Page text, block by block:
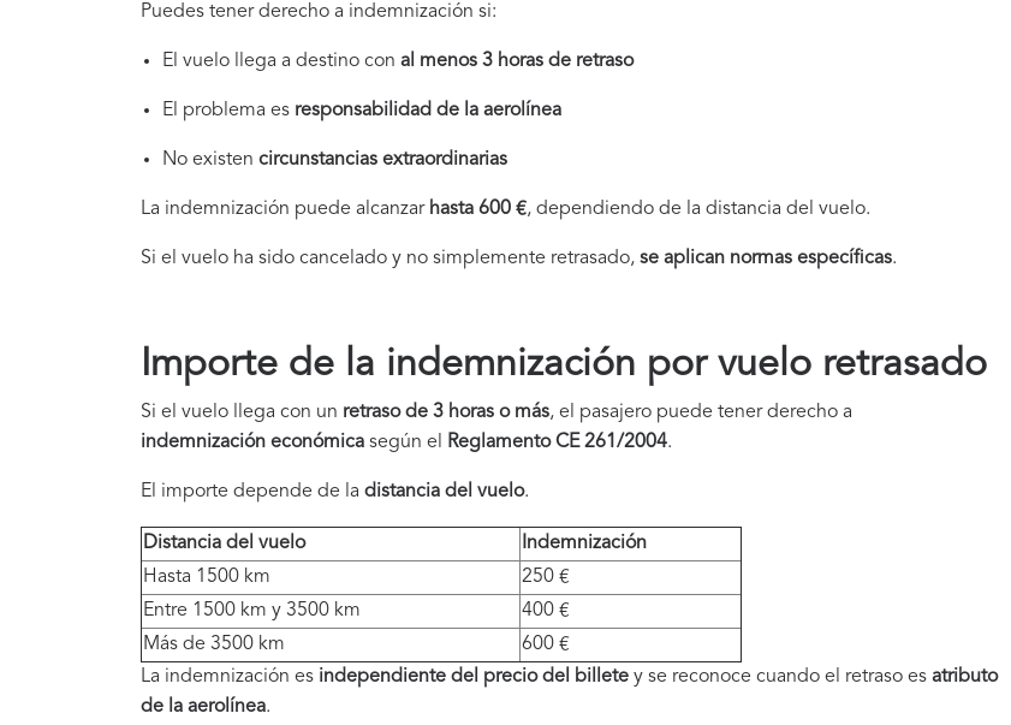
Puedes tener derecho a indemnización si:
El vuelo llega a destino con al menos 3 horas de retraso
El problema es responsabilidad de la aerolínea
No existen circunstancias extraordinarias
La indemnización puede alcanzar hasta 600 €, dependiendo de la distancia del vuelo.
Si el vuelo ha sido cancelado y no simplemente retrasado, se aplican normas específicas.
Importe de la indemnización por vuelo retrasado
Si el vuelo llega con un retraso de 3 horas o más, el pasajero puede tener derecho a
indemnización económica según el Reglamento CE 261/2004.
El importe depende de la distancia del vuelo.
Distancia del vuelo
Indemnización
Hasta 1500 km
250 €
Entre 1500 km y 3500 km
400 €
Más de 3500 km
600 €
La indemnización es independiente del precio del billete y se reconoce cuando el retraso es atributo
de la aerolínea.